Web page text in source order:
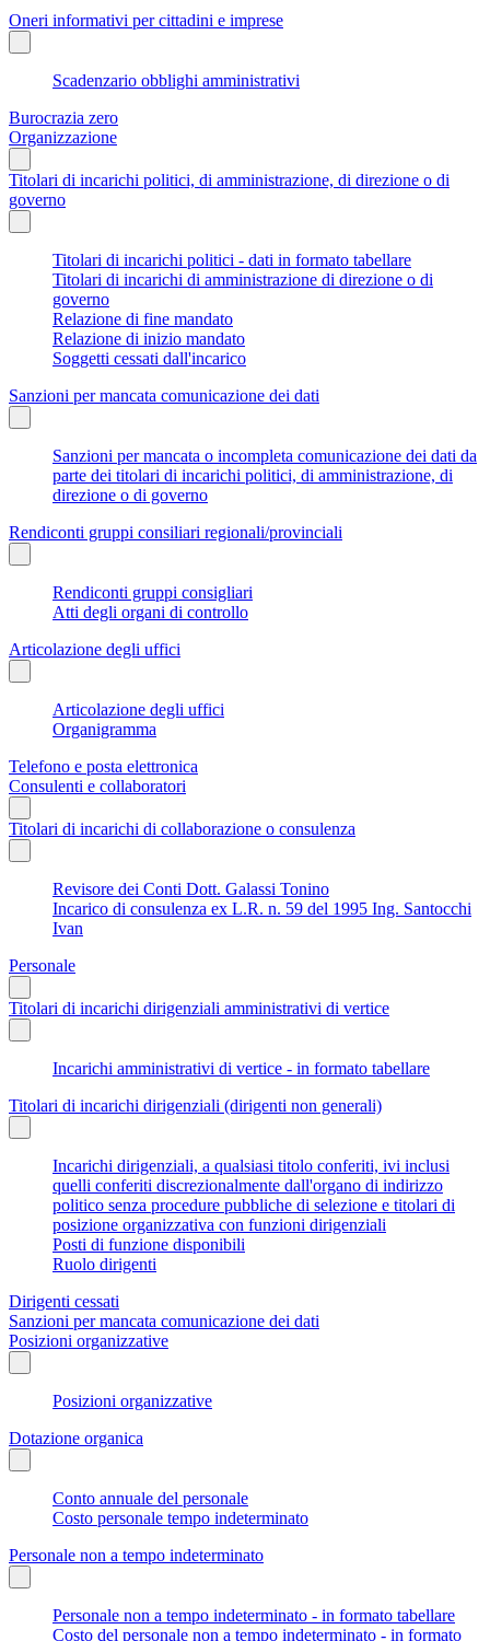
Oneri informativi per cittadini e imprese
Scadenzario obblighi amministrativi
Burocrazia zero
Organizzazione
Titolari di incarichi politici, di amministrazione, di direzione o di
governo
Titolari di incarichi politici - dati in formato tabellare
Titolari di incarichi di amministrazione di direzione o di
governo
Relazione di fine mandato
Relazione di inizio mandato
Soggetti cessati dall'incarico
Sanzioni per mancata comunicazione dei dati
Sanzioni per mancata o incompleta comunicazione dei dati da
parte dei titolari di incarichi politici, di amministrazione, di
direzione o di governo
Rendiconti gruppi consiliari regionali/provinciali
Rendiconti gruppi consigliari
Atti degli organi di controllo
Articolazione degli uffici
Articolazione degli uffici
Organigramma
Telefono e posta elettronica
Consulenti e collaboratori
Titolari di incarichi di collaborazione o consulenza
Revisore dei Conti Dott. Galassi Tonino
Incarico di consulenza ex L.R. n. 59 del 1995 Ing. Santocchi
Ivan
Personale
Titolari di incarichi dirigenziali amministrativi di vertice
Incarichi amministrativi di vertice - in formato tabellare
Titolari di incarichi dirigenziali (dirigenti non generali)
Incarichi dirigenziali, a qualsiasi titolo conferiti, ivi inclusi
quelli conferiti discrezionalmente dall'organo di indirizzo
politico senza procedure pubbliche di selezione e titolari di
posizione organizzativa con funzioni dirigenziali
Posti di funzione disponibili
Ruolo dirigenti
Dirigenti cessati
Sanzioni per mancata comunicazione dei dati
Posizioni organizzative
Posizioni organizzative
Dotazione organica
Conto annuale del personale
Costo personale tempo indeterminato
Personale non a tempo indeterminato
Personale non a tempo indeterminato - in formato tabellare
Costo del personale non a tempo indeterminato - in formato